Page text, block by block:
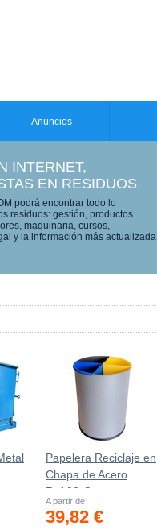
Anuncios
INTERNET,
EN RESIDUOS
podrá encontrar todo lo
residuos: gestión, productos
maquinaria, cursos,
y la información más actualizada
Papelera Reciclaje en
Chapa de Acero
Ref.90-C
A partir de
39,82 €